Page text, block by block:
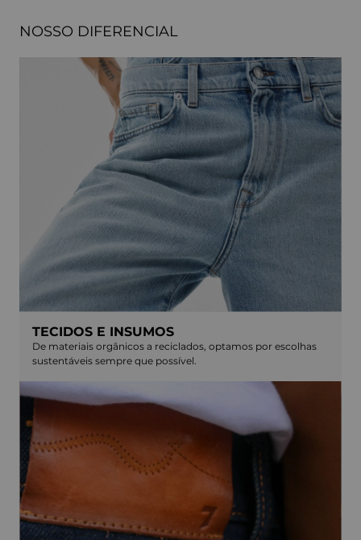
NOSSO DIFERENCIAL
TECIDOS E INSUMOS
De materiais orgânicos a reciclados, optamos por escolhas
sustentáveis sempre que possível.